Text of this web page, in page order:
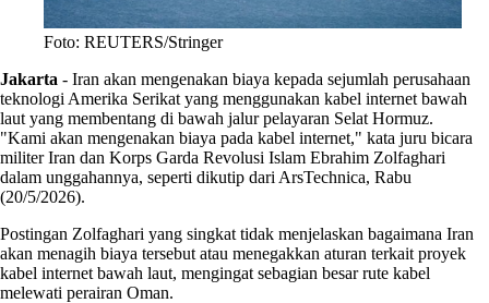
Foto: REUTERS/Stringer
Jakarta - Iran akan mengenakan biaya kepada sejumlah perusahaan
teknologi Amerika Serikat yang menggunakan kabel internet bawah
laut yang membentang di bawah jalur pelayaran Selat Hormuz.
"Kami akan mengenakan biaya pada kabel internet," kata juru bicara
militer Iran dan Korps Garda Revolusi Islam Ebrahim Zolfaghari
dalam unggahannya, seperti dikutip dari ArsTechnica, Rabu
(20/5/2026).
Postingan Zolfaghari yang singkat tidak menjelaskan bagaimana Iran
akan menagih biaya tersebut atau menegakkan aturan terkait proyek
kabel internet bawah laut, mengingat sebagian besar rute kabel
melewati perairan Oman.